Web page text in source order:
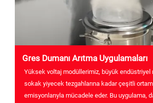
Gres Dumanı Arıtma Uygulamaları
Yüksek voltaj modüllerimiz, büyük
sokak yiyecek tezgahlarına kadar çeşitli
emisyonlarıyla mücadele eder. Bu uygulama,